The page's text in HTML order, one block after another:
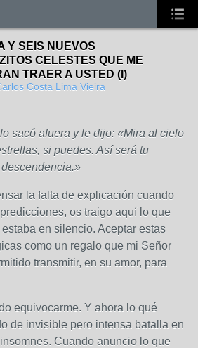
Y SEIS NUEVOS
CELESTES QUE ME
TRAER A USTED (I)
Costa Lima Vieira
sacó afuera y le dijo: «Mira al cielo
si puedes. Así será tu
descendencia.»
la falta de explicación cuando
os traigo aquí lo que
en silencio. Aceptar estas
como un regalo que mi Señor
transmitir, en su amor, para
equivocarme. Y ahora lo qué
de invisible pero intensa batalla en
Cuando anuncio lo que